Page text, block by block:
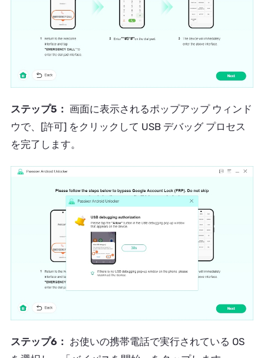
ステップ5： 画面に表示されるポップアップ ウィンド
ウで、[許可] をクリックして USB デバッグ プロセス
を完了します。
ステップ6： お使いの携帯電話で実行されている OS